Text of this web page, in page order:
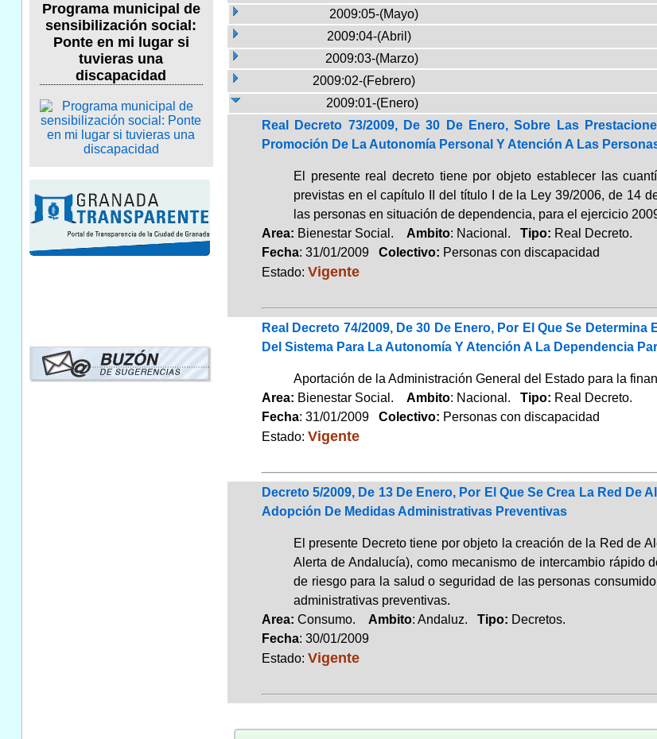
Programa municipal de
sensibilización social:
Ponte en mi lugar si
tuvieras una
discapacidad
2009:05-(Mayo)
2009:04-(Abril)
2009:03-(Marzo)
2009:02-(Febrero)
2009:01-(Enero)
Real Decreto 73/2009, De 30 De Enero, Sobre Las
Promoción De La Autonomía Personal Y Atención A Las
El presente real decreto tiene por objeto establecer las
previstas en el capítulo II del título I de la Ley 39/2006, de 14
las personas en situación de dependencia, para el ejercicio
Area: Bienestar Social. Ambito: Nacional. Tipo: Real Decreto.
Fecha: 31/01/2009Colectivo: Personas con discapacidad
Estado: Vigente
Real Decreto 74/2009, De 30 De Enero, Por El Que Se
Del Sistema Para La Autonomía Y Atención A La Dependencia
Aportación de la Administración General del Estado para la
Area: Bienestar Social. Ambito: Nacional. Tipo: Real Decreto.
Fecha: 31/01/2009Colectivo: Personas con discapacidad
Estado: Vigente
Decreto 5/2009, De 13 De Enero, Por El Que Se Crea La Red
Adopción De Medidas Administrativas Preventivas
El presente Decreto tiene por objeto la creación de la Red de
Alerta de Andalucía), como mecanismo de intercambio rápido
de riesgo para la salud o seguridad de las personas
administrativas preventivas.
Area: Consumo. Ambito: Andaluz. Tipo: Decretos.
Fecha: 30/01/2009
Estado: Vigente